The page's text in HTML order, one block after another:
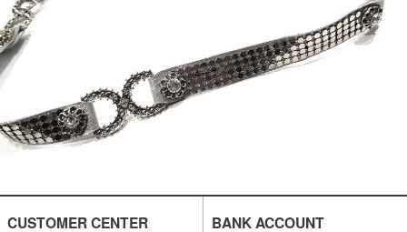
CUSTOMER CENTER BANK ACCOUNT